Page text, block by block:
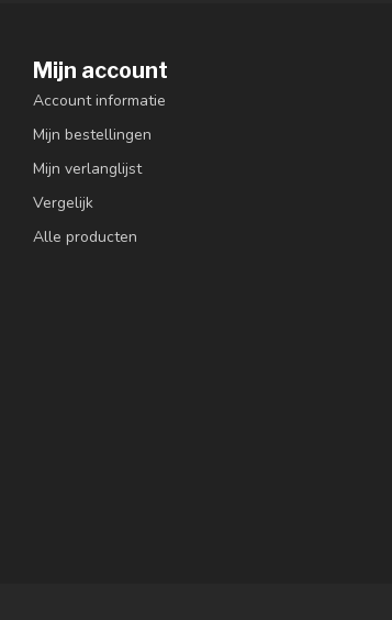
Mijn account
Account informatie
Mijn bestellingen
Mijn verlanglijst
Vergelijk
Alle producten